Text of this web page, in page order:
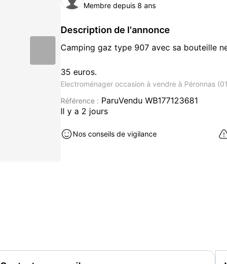
Membre depuis 8 ans
Description de l'annonce
Camping gaz type 907 avec sa bouteille
35 euros.
Electroménager occasion à vendre à Péronnas
Référence : ParuVendu WB177123681
Il y a 2 jours
Nos conseils de vigilance